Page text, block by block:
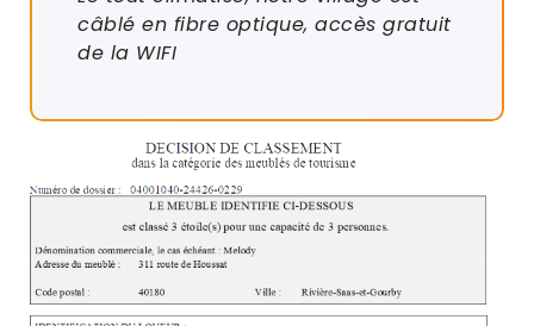
câblé en fibre optique, accès gratuit
de la WIFI